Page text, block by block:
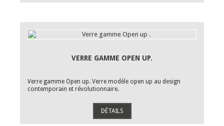
VERRE GAMME OPEN UP.
Verre gamme Open up. Verre modèle open up au design
contemporain et révolutionnaire.
DÉTAILS